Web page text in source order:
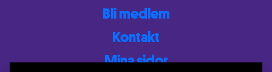
Bli medlem
Kontakt
Mina sidor